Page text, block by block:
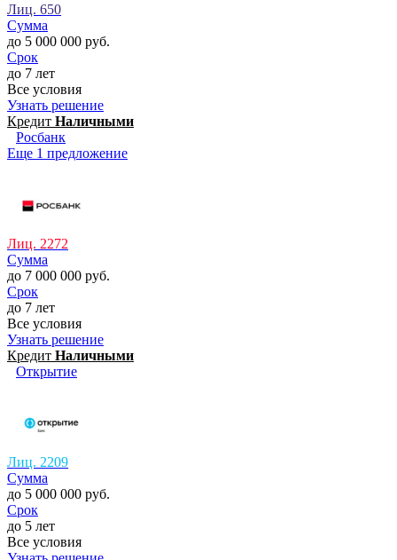
Лиц. 650
Сумма
до 5 000 000 руб.
Срок
до 7 лет
Все условия
Узнать решение
Кредит Наличными
Росбанк
Еще 1 предложение
Лиц. 2272
Сумма
до 7 000 000 руб.
Срок
до 7 лет
Все условия
Узнать решение
Кредит Наличными
Открытие
Лиц. 2209
Сумма
до 5 000 000 руб.
Срок
до 5 лет
Все условия